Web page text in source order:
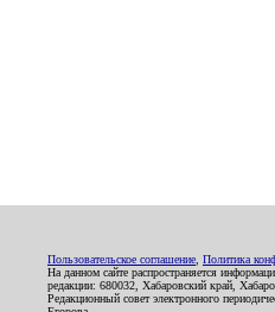
Пользовательское соглашение Политика
На данном сайте распространяется
редакции: 680032, Хабаровский край,
Редакционный совет электронного